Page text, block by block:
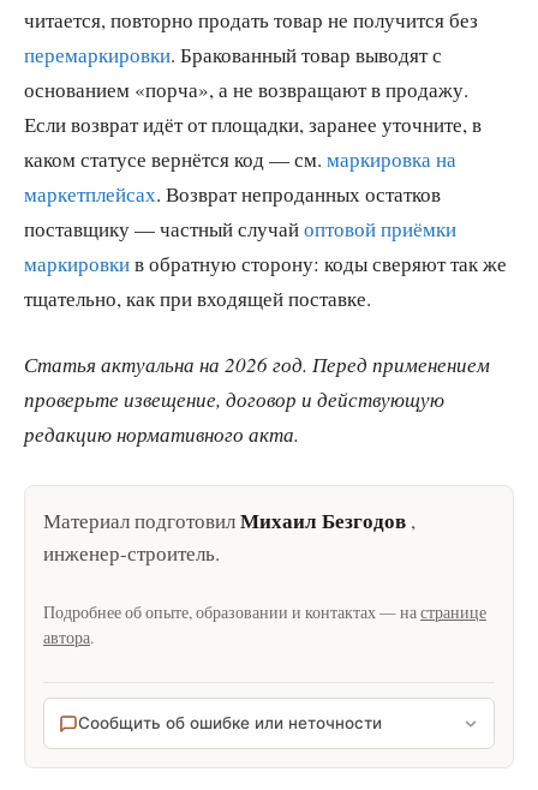
читается, повторно продать товар не получится без
перемаркировки. Бракованный товар выводят с
основанием «порча», а не возвращают в продажу.
Если возврат идёт от площадки, заранее уточните, в
каком статусе вернётся код — см. маркировка на
маркетплейсах. Возврат непроданных остатков
поставщику — частный случайоптовой приёмки
маркировкив обратную сторону: коды сверяют так же
тщательно, как при входящей поставке.
Статья актуальна на 2026 год. Перед применением
проверьте извещение, договор и действующую
редакцию нормативного акта.
Материал подготовилМихаил Безгодов ,
инженер-строитель.
Подробнее об опыте, образовании и контактах — настранице
автора.
Сообщить об ошибке или неточности